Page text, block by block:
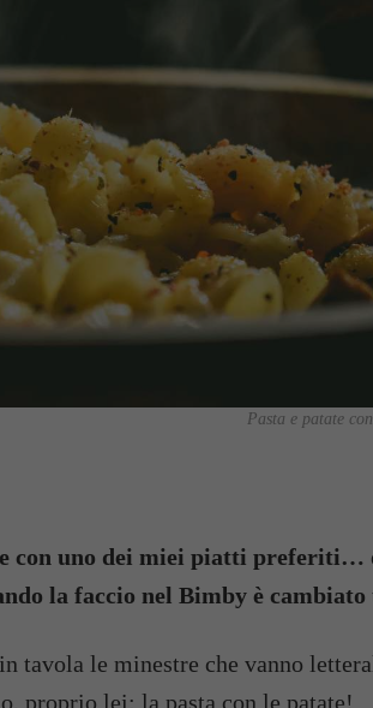
Pasta e patate
con uno dei miei piatti preferiti…
la faccio nel Bimby è
tavola le minestre che vanno
proprio lei: la pasta con le patate!